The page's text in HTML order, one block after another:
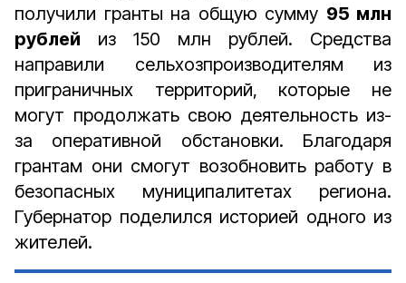
получили гранты на общую сумму 95 млн
рублей из 150 млн рублей. Средства
направили сельхозпроизводителям из
приграничных территорий, которые не
могут продолжать свою деятельность из-
за оперативной обстановки. Благодаря
грантам они смогут возобновить работу в
безопасных муниципалитетах региона.
Губернатор поделился историей одного из
жителей.